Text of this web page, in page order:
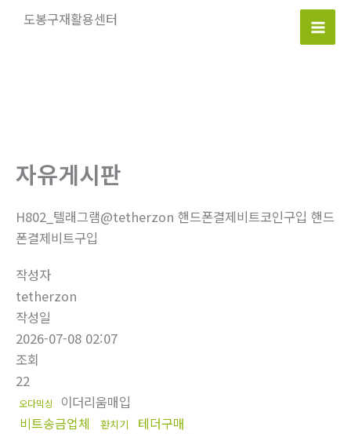
도봉구재활용센터
Main
자유게시판
H802_텔래그램@tetherzon 핸드폰결제비트코인구입 핸드
폰결제비트구입
작성자
tetherzon
작성일
2026-07-08 02:07
조회
22
오다믹싱
이더리움매입
비트송금업체
환치기 테더구매